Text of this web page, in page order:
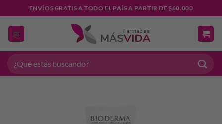
al
contenido
ENVÍOS GRATIS A TODO EL PAÍS A PARTIR DE $60.000
Buscar
por: